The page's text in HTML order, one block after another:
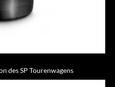
des SP Tourenwagens